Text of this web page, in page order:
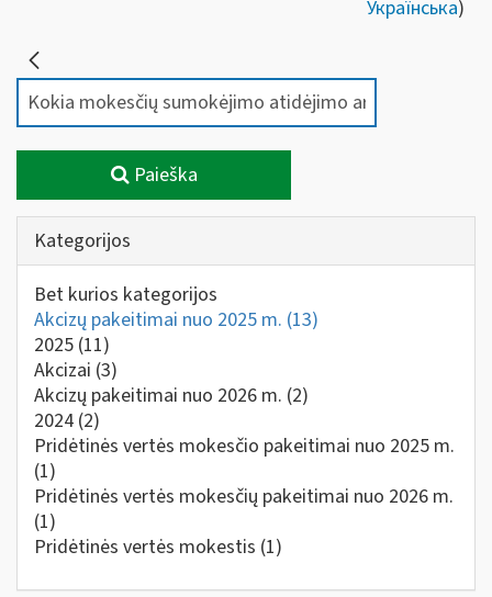
Українська)
Paieška
Kategorijos
Bet kurios kategorijos
Akcizų pakeitimai nuo 2025 m. (13)
2025 (11)
Akcizai (3)
Akcizų pakeitimai nuo 2026 m. (2)
2024 (2)
Pridėtinės vertės mokesčio pakeitimai nuo 2025 m.
(1)
Pridėtinės vertės mokesčių pakeitimai nuo 2026 m.
(1)
Pridėtinės vertės mokestis (1)